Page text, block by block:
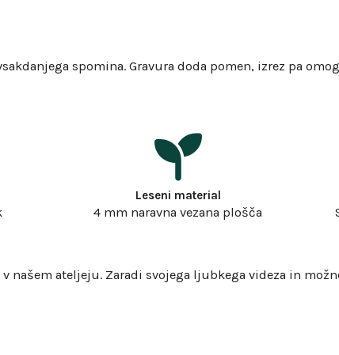
spomina. Gravura doda pomen, izrez pa
Leseni material
4 mm naravna vezana plošča
našem ateljeju. Zaradi svojega ljubkega videza in